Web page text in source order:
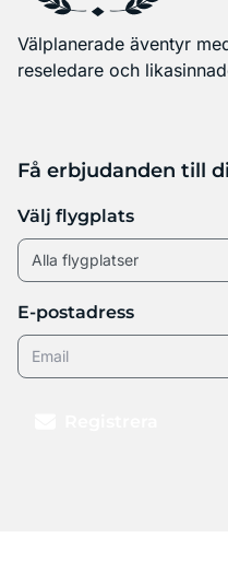
Välplanerade äventyr
reseledare och
Få erbjudanden till
Välj flygplats
E-postadress